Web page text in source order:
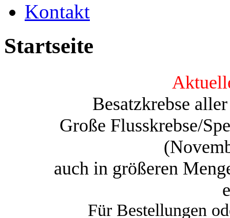
Kontakt
Startseite
Besatzkrebse
Große Flusskrebse/
auch in größeren
Für Bestellungen